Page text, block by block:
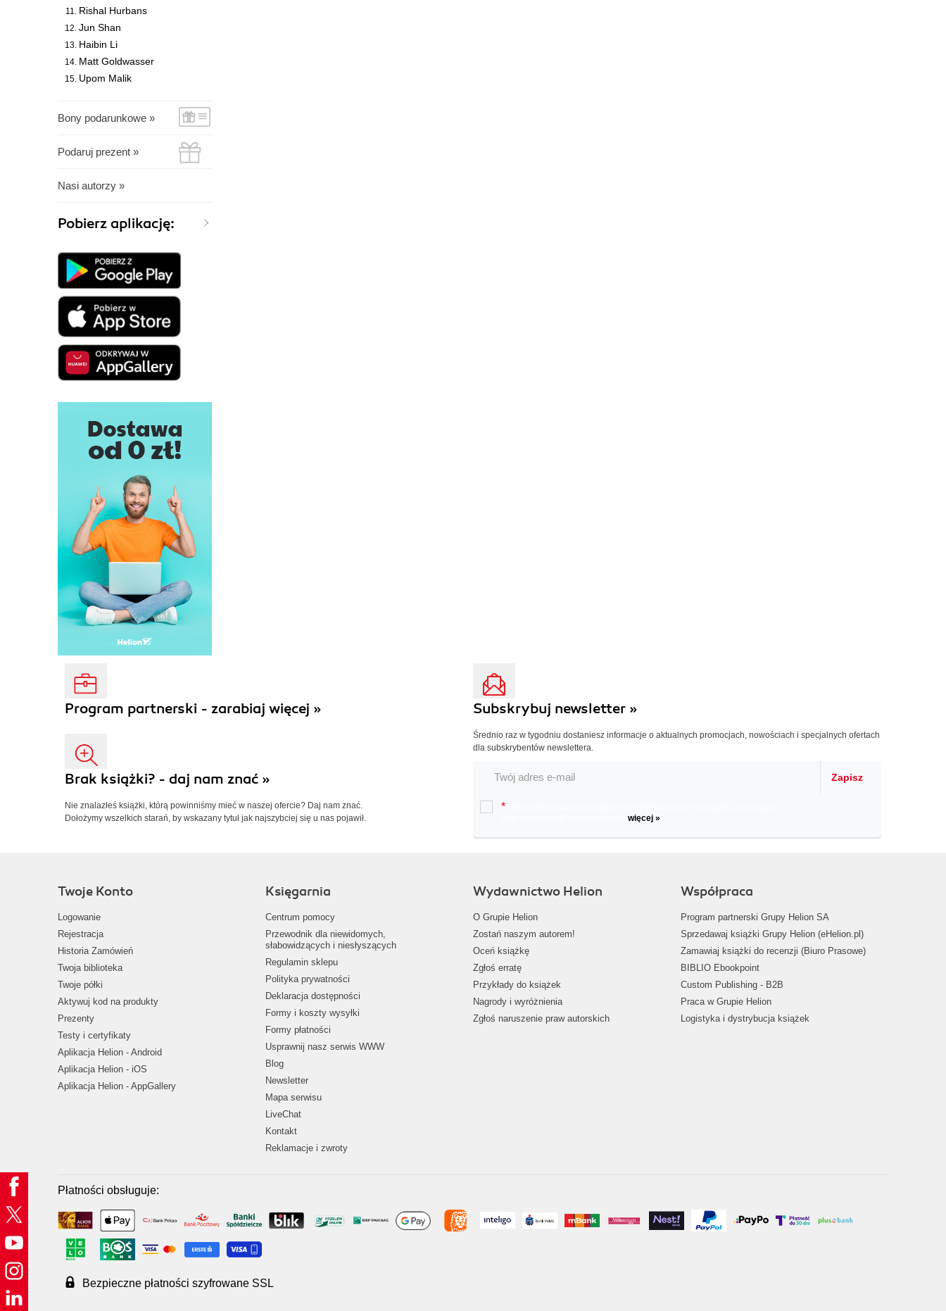
Rishal Hurbans
Jun Shan
Haibin Li
Matt Goldwasser
Upom Malik
Bony podarunkowe »
Podaruj prezent »
Nasi autorzy »
Pobierz aplikację:
Program partnerski - zarabiaj więcej »
Brak książki? - daj nam znać »
Nie znalazłeś książki, którą powinniśmy mieć w naszej ofercie? Daj nam znać.
Dołożymy wszelkich starań, by wskazany tytuł jak najszybciej się u nas pojawił.
Subskrybuj newsletter »
Średnio raz w tygodniu dostaniesz informacje o aktualnych promocjach, nowościach i specjalnych ofertach
dla subskrybentów newslettera.
Zapisz
*
więcej »
Twoje Konto
Logowanie
Rejestracja
Historia Zamówień
Twoja biblioteka
Twoje półki
Aktywuj kod na produkty
Prezenty
Testy i certyfikaty
Aplikacja Helion - Android
Aplikacja Helion - iOS
Aplikacja Helion - AppGallery
Księgarnia
Centrum pomocy
Przewodnik dla niewidomych,
słabowidzących i niesłyszących
Regulamin sklepu
Polityka prywatności
Deklaracja dostępności
Formy i koszty wysyłki
Formy płatności
Usprawnij nasz serwis WWW
Blog
Newsletter
Mapa serwisu
LiveChat
Kontakt
Reklamacje i zwroty
Wydawnictwo Helion
O Grupie Helion
Zostań naszym autorem!
Oceń książkę
Zgłoś erratę
Przykłady do książek
Nagrody i wyróżnienia
Zgłoś naruszenie praw autorskich
Współpraca
Program partnerski Grupy Helion SA
Sprzedawaj książki Grupy Helion (eHelion.pl)
Zamawiaj książki do recenzji (Biuro Prasowe)
BIBLIO Ebookpoint
Custom Publishing - B2B
Praca w Grupie Helion
Logistyka i dystrybucja książek
Płatności obsługuje:
Bezpieczne płatności szyfrowane SSL